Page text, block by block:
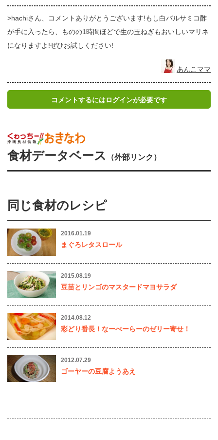
>hachiさん、コメントありがとうございます!もし白バルサミコ酢
が手に入ったら、ものの1時間ほどで生の玉ねぎもおいしいマリネ
になりますよ!ぜひお試しください!
あんこママ
コメントするにはログインが必要です
食材データベース （外部リンク）
同じ食材のレシピ
2016.01.19
まぐろレタスロール
2015.08.19
豆苗とリンゴのマスタードマヨサラダ
2014.08.12
彩どり番長！なーべーらーのゼリー寄せ！
2012.07.29
ゴーヤーの豆腐ようあえ